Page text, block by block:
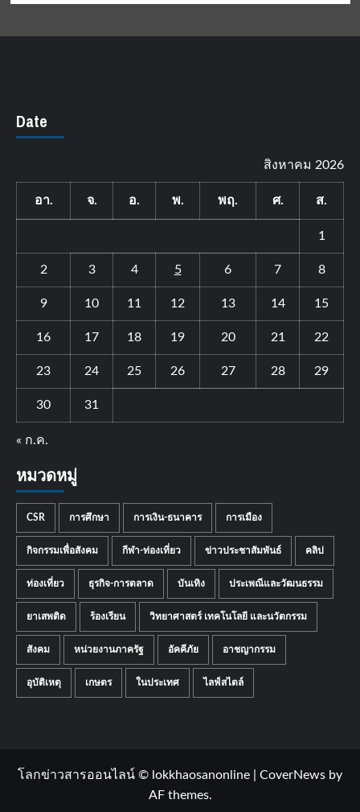
Date
สิงหาคม 2026
อา. จ. อ. พ. พฤ. ศ. ส.
1
2 3 4 5 6 7 8
9 10 11 12 13 14 15
16 17 18 19 20 21 22
23 24 25 26 27 28 29
30 31
« ก.ค.
หมวดหมู่
CSR การศึกษา การเงิน-ธนาคาร การเมือง
กิจกรรมเพื่อสังคม กีฬา-ท่องเที่ยว ข่าวประชาสัมพันธ์ คลิป
ท่องเที่ยว ธุรกิจ-การตลาด บันเทิง ประเพณีและวัฒนธรรม
ยาเสพติด ร้องเรียน วิทยาศาสตร์ เทคโนโลยี และนวัตกรรม
สังคม หน่วยงานภาครัฐ อัคคีภัย อาชญากรรม
อุบัติเหตุ เกษตร ในประเทศ ไลฟ์สไตล์
โลกข่าวสารออนไลน์ © lokkhaosanonline CoverNews by
AF themes.